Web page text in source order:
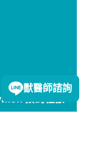
隱私權政策
預約怪獸
獸醫師諮詢